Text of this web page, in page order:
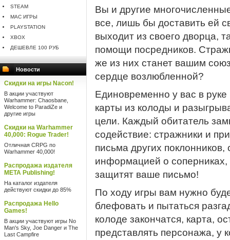
STEAM
MAC ИГРЫ
PLAYSTATION
XBOX
ДЕШЕВЛЕ 100 РУБ
Новости
Скидки на игры Nacon!
В акции участвуют
Warhammer: Chaosbane,
Welcome to ParadiZe и
другие игры
Скидки на Warhammer
40,000: Rogue Trader!
Отличная CRPG по
Warhammer 40,000!
Распродажа издателя
META Publishing!
На каталог издателя
действуют скидки до 85%
Распродажа Hello
Games!
В акции участвуют игры No
Man's Sky, Joe Danger и The
Last Campfire
Вы и другие
все, лишь бы доставить ей
выходит из своего дворца,
помощи посредников.
же из них станет вашим
сердце возлюбленной?
Единовременно у вас в
карты из колоды и
цели. Каждый обитатель
содействие: стражники и
письма других
информацией о
защитят ваше письмо!
По ходу игры вам нужно
блефовать и пытаться
колоде закончатся, карта,
представлять персонажа, у